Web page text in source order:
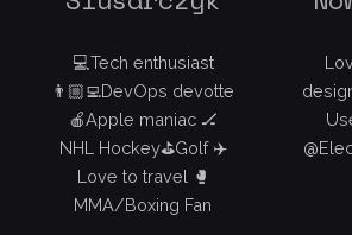
💻Tech enthusiast
👨🏼‍💻DevOps devotte
🍎Apple maniac 🏒
NHL Hockey⛳️Golf ✈️
Love to travel 🥊
MMA/Boxing Fan